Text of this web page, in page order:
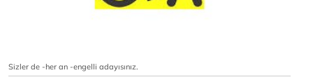
Sizler de -her an -engelli adayısınız.